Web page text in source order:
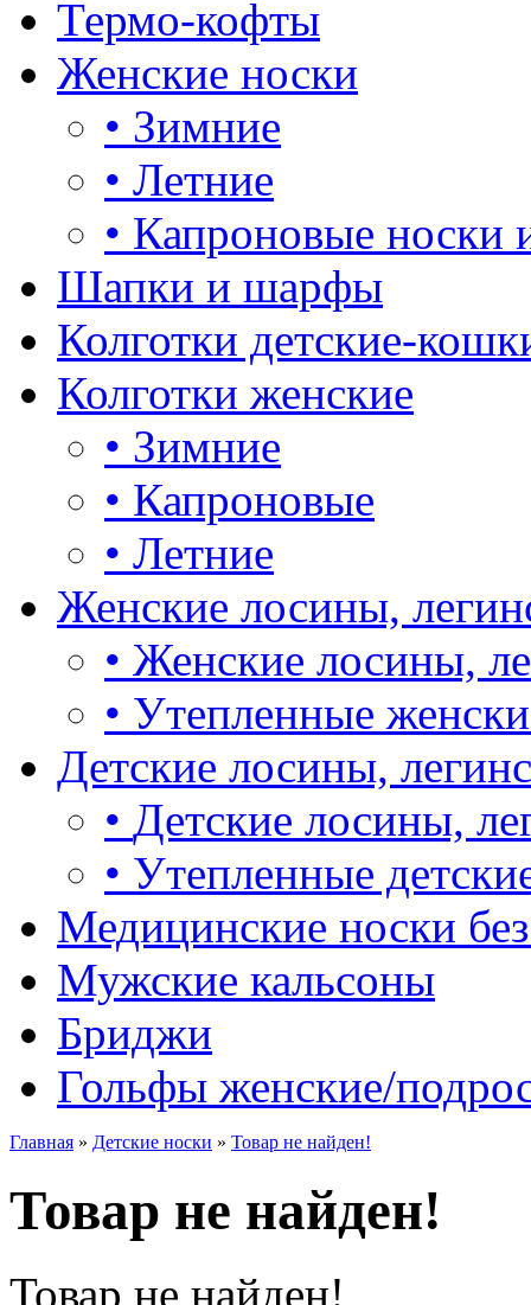
Термо-кофты
Женские носки
• Зимние
• Летние
• Капроновые носки
Шапки и шарфы
Колготки детские-
Колготки женские
• Зимние
• Капроновые
• Летние
Женские лосины,
• Женские лосины,
• Утепленные
Детские лосины,
• Детские лосины,
• Утепленные
Медицинские носки
Мужские кальсоны
Бриджи
Гольфы женские/
Главная » Детские носки » Товар не найден!
Товар не найден!
Товар не найден!